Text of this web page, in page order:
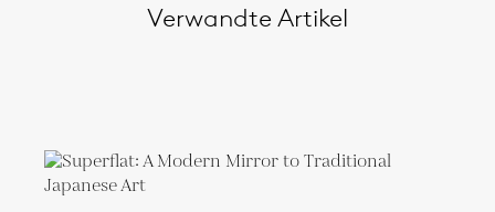
Verwandte Artikel